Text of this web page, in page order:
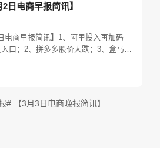
日电商早报简讯】
电商早报简讯】1、阿里投入再加码
口；2、拼多多股价大跌；3、盒马鲜
心地位；5、腾讯上半年：投资近千